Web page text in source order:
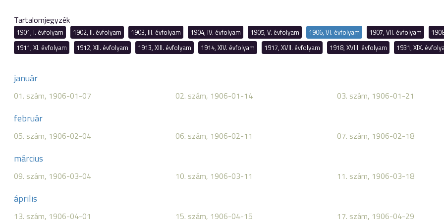
Tartalomjegyzék
1901, I. évfolyam 1902, II. évfolyam 1903, III. évfolyam 1904, IV. évfolyam 1905, V. évfolyam 1906, VI. évfolyam 1907, VII. évfolyam
1911, XI. évfolyam
1912, XII. évfolyam 1913, XIII. évfolyam 1914, XIV. évfolyam 1917, XVII. évfolyam 1918, XVIII. évfolyam 1931, XIX.
január
01. szám, 1906-01-07 02. szám, 1906-01-14 03. szám, 1906-01-21
február
05. szám, 1906-02-04 06. szám, 1906-02-11 07. szám, 1906-02-18
március
09. szám, 1906-03-04 10. szám, 1906-03-11 11. szám, 1906-03-18
április
13. szám, 1906-04-01 15. szám, 1906-04-15 17. szám, 1906-04-29